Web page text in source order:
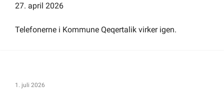
Vedtægter
Selvbetjening
27. april 2026
Telefonerne i Kommune Qeqertalik virker igen.
1. juli 2026